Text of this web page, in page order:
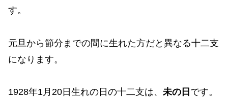
す。
元旦から節分までの間に生れた方だと異なる十二支
になります。
1928年1月20日生れの日の十二支は、 未の日 です。